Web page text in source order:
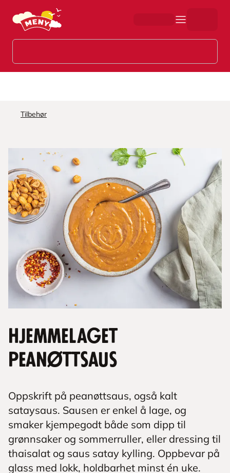
Hopp til hovedinnhold
Tilbehør
Hjemmelaget
peanøttsaus
Oppskrift på peanøttsaus, også kalt
sataysaus. Sausen er enkel å lage, og
smaker kjempegodt både som dipp til
grønnsaker og sommerruller, eller dressing til
thaisalat og saus satay kylling. Oppbevar på
glass med lokk, holdbarhet minst én uke.